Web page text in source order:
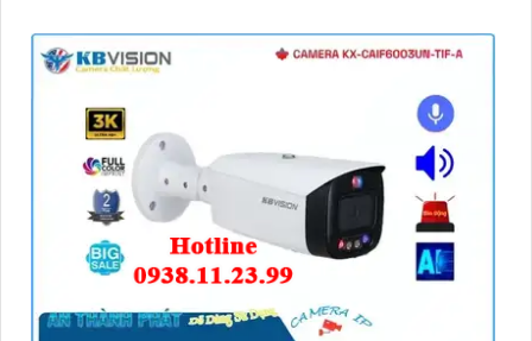
sự kiện thông minh giúp nâng cao hiệu quả giám sát an
ninh